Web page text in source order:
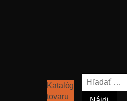
Katalóg
tovaru
Hľadať: